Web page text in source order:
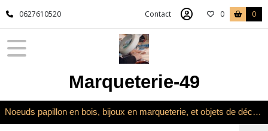
0627610520 Contact 0 0
Marqueterie-49
Noeuds papillon en bois, bijoux en marqueterie, et objets de décoration en marqueterie bois